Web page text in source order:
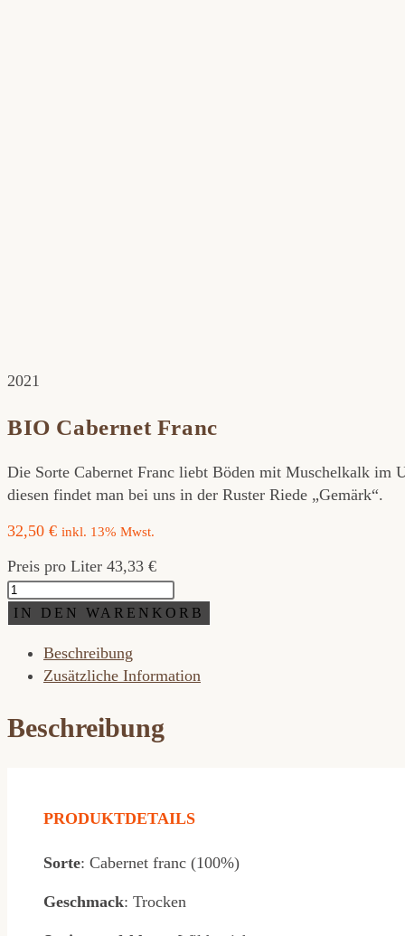
2021
BIO Cabernet Franc
Die Sorte Cabernet Franc liebt Böden mit Muschelkalk im
diesen findet man bei uns in der Ruster Riede „Gemärk“.
32,50 € inkl. 13% Mwst.
Preis pro Liter 43,33 €
BIO
Cabernet
Menge
IN DEN WARENKORB
Beschreibung
Zusätzliche Information
Beschreibung
PRODUKTDETAILS
Sorte: Cabernet franc (100%)
Geschmack: Trocken